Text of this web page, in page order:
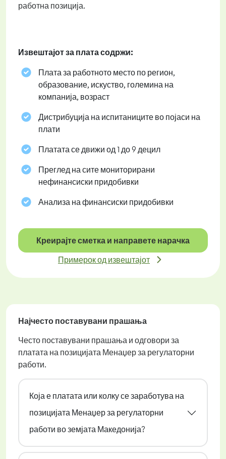
работна позиција.
Извештајот за плата содржи:
Плата за работното место по регион,
образование, искуство, големина на
компанија, возраст
Дистрибуција на испитаниците во појаси на
плати
Платата се движи од 1 до 9 децил
Преглед на сите мониторирани
нефинансиски придобивки
Анализа на финансиски придобивки
Креирајте сметка и направете нарачка
Примерок од извештајот
Најчесто поставувани прашања
Често поставувани прашања и одговори за
платата на позицијата Менаџер за регулаторни
работи.
Која е платата или колку се заработува на
позицијата Менаџер за регулаторни
работи во земјата Македонија?